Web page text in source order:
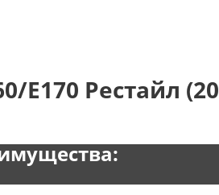
E170 Рестайл